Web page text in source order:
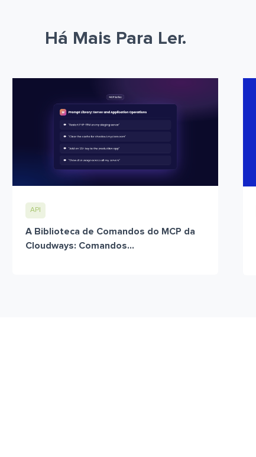
Há Mais Para Ler.
API
A Biblioteca de Comandos do MCP da
Cloudways: Comandos...